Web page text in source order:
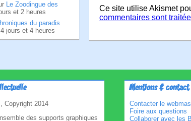
Le Zoodingue des
et 2 heures
du paradis
jours et 4 heures
Ce site utilise Akismet
commentaires sont
Copyright 2014
des supports graphiques
Mentions & contact
Contacter le
Foire aux questions
Collaborer avec les